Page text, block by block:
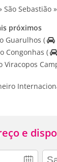
São Sebastião
próximos
Guarulhos (
Congonhas (
Viracopos
e